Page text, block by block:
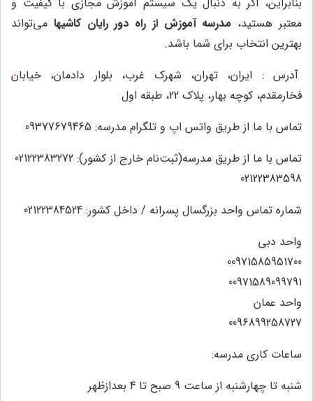
معتبر هستید، مدرسه آموزش از راه دور رایان کاشیها می‌تواند
بهترین انتخاب برای شما باشد.
آدرس : ایران، تهران، شهرک غرب، بلوار دادمان، خیابان
فخارمقدم، کوچه بهار، پلاک 22، طبقه اول
تماس با ما از طریق واتس اپ و تلگرام مدرسه: 09377679465
تماس با ما از طریق مدرسه(ثبت‌نام خارج از کشور): 02122383272
02122383598
شماره تماس واحد بزرگسال پسرانه / داخل کشور: 02122384524
واحد دبی
00971585951700
00971589099791
واحد عمان
0096899258727
ساعات کاری مدرسه:
شنبه تا چهارشنبه از ساعت 9 صبح تا 4 بعدازظهر